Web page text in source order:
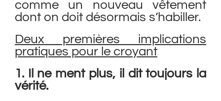
comme un nouveau vêtement
dont on doit désormais s’habiller.
Deux premières implications
pratiques pour le croyant
1. Il ne ment plus, il dit toujours la
vérité.